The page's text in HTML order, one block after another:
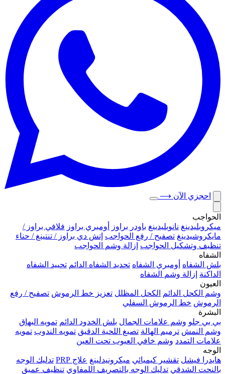
احجزي الآن ⟶
الحواجب
ميكروبلیدينغ نانوبليدينغ باودر براوز أومبري براوز فلافي براوز /
مايكروشيدينغ تصفيح / رفع الحواجب إتش دي براوز / تنتينغ / حناء
تنظيف وتشكيل الحواجب إزالة وشم الحواجب
الشفاه
بلش الشفاه أومبري الشفاه تحديد الشفاه الدائم تحييد الشفاه
الداكنة إزالة وشم الشفاه
العيون
وشم الكحل الدائم
الكحل المظلل تعزيز خط الرموش تصفيح / رفع
الرموش خط الرموش السفلي
البشرة
بي بي جلو وشم علامات الجمال بلش الخدود الدائم تمويه البهاق
وشم النمش ترميم الهالة تصبغ اللحية الدقيق تمويه الندوب تمويه
علامات التمدد وشم خافي العيوب تحت العين
الوجه
هايدرا فيشل تقشير كيميائي ميكرونيدلينغ علاج PRP
تدليك الوجه
بالنحت الشدقي تدليك الوجه بالتصريف اللمفاوي تنظيف عميق